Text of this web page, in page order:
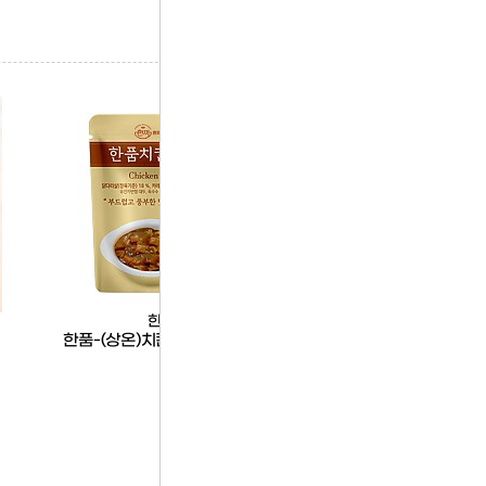
한품
한품-(상온)치킨커리덮밥소스